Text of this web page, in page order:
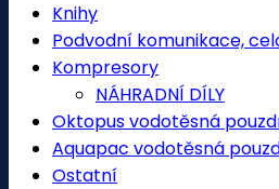
Knihy
Podvodní komunikace,
Kompresory
NÁHRADNÍ DÍLY
Oktopus vodotěsná
Aquapac vodotěsná
Ostatní